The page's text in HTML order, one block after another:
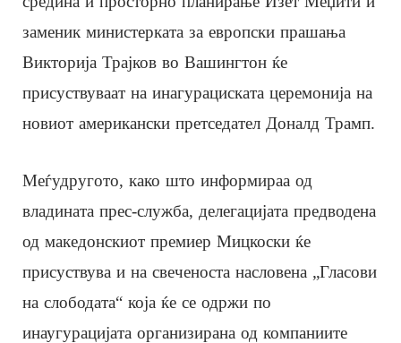
заменик министерката за европски прашања
Викторија Трајков во Вашингтон ќе
присуствуваат на инагурациската церемонија на
новиот американски претседател Доналд Трамп.
Меѓудругото, како што информираа од
владината прес-служба, делегацијата предводена
од македонскиот премиер Мицкоски ќе
присуствува и на свеченоста насловена „Гласови
на слободата“ која ќе се одржи по
инаугурацијата организирана од компаниите